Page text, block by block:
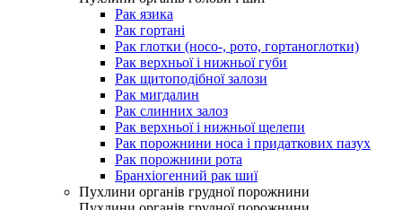
Рак язика
Рак гортані
Рак глотки (носо-, рото, гортаноглотки)
Рак верхньої і нижньої губи
Рак щитоподібної залози
Рак мигдалин
Рак слинних залоз
Рак верхньої і нижньої щелепи
Рак порожнини носа і придаткових пазух
Рак порожнини рота
Бранхіогенний рак шиї
Пухлини органів грудної порожнини